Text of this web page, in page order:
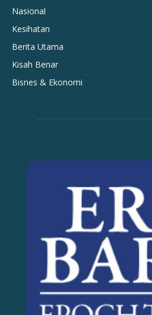
Nasional
Kesihatan
Berita Utama
Kisah Benar
Bisnes & Ekonomi